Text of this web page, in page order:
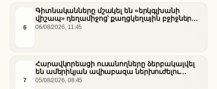
6
Գիտնականները մշակել են «երկգլխանի
վիշապ» դեղամիջոց՝ քաղցկեղային բջիջները
սովամահ անելու համար
06/08/2026, 11:45
7
Հարավկորեացի ուսանողները ձերբակալվել
են ամերիկյան ավիաբազա ներխուժելու
համար
05/08/2026, 08:45